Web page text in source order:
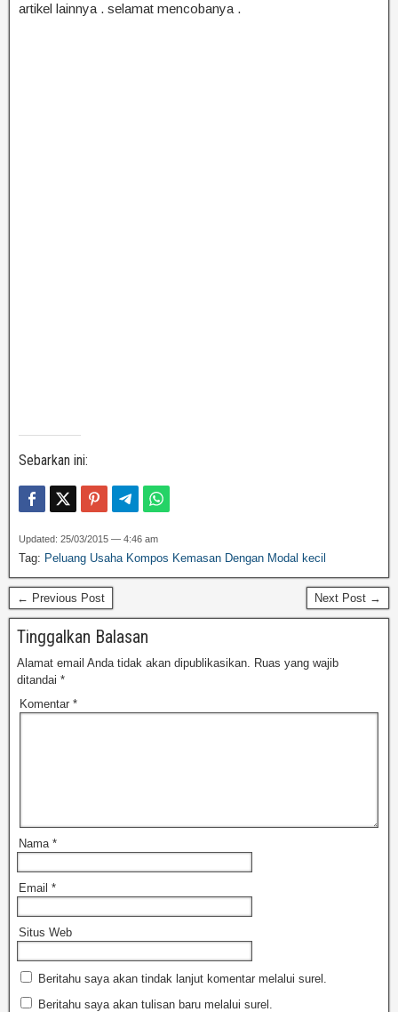
artikel lainnya . selamat mencobanya .
Sebarkan ini:
Updated: 25/03/2015 — 4:46 am
Tag: Peluang Usaha Kompos Kemasan Dengan Modal kecil
← Previous Post Next Post →
Tinggalkan Balasan
Alamat email Anda tidak akan dipublikasikan. Ruas yang wajib
ditandai *
Komentar *
Nama *
Email *
Situs Web
Beritahu saya akan tindak lanjut komentar melalui surel.
Beritahu saya akan tulisan baru melalui surel.